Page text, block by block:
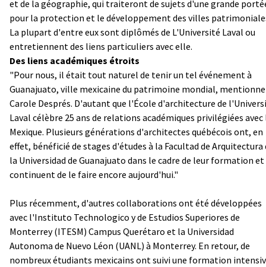
et de la géographie, qui traiteront de sujets d'une grande
pour la protection et le développement des villes
La plupart d'entre eux sont diplômés de L'Université Laval ou
entretiennent des liens particuliers avec elle.
Des liens académiques étroits
"Pour nous, il était tout naturel de tenir un tel événement à
Guanajuato, ville mexicaine du patrimoine mondial, mentionne
Carole Després. D'autant que l'École d'architecture de
Laval célèbre 25 ans de relations académiques privilégiées avec
Mexique. Plusieurs générations d'architectes québécois ont, en
effet, bénéficié de stages d'études à la Facultad de Arquitectura
la Universidad de Guanajuato dans le cadre de leur formation et
continuent de le faire encore aujourd'hui."
Plus récemment, d'autres collaborations ont été développées
avec l'Instituto Technologico y de Estudios Superiores de
Monterrey (ITESM) Campus Querétaro et la Universidad
Autonoma de Nuevo Léon (UANL) à Monterrey. En retour, de
nombreux étudiants mexicains ont suivi une formation